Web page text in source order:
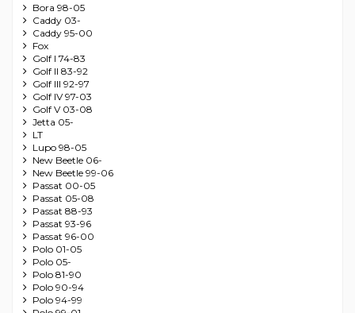
Bora 98-05
Caddy 03-
Caddy 95-00
Fox
Golf I 74-83
Golf II 83-92
Golf III 92-97
Golf IV 97-03
Golf V 03-08
Jetta 05-
LT
Lupo 98-05
New Beetle 06-
New Beetle 99-06
Passat 00-05
Passat 05-08
Passat 88-93
Passat 93-96
Passat 96-00
Polo 01-05
Polo 05-
Polo 81-90
Polo 90-94
Polo 94-99